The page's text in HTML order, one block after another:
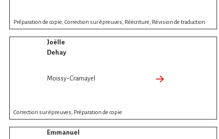
Préparation de copie, Correction sur épreuves, Réécriture, Révision de traduction
Joëlle
Dehay
Moissy-Cramayel
Correction sur épreuves, Préparation de copie
Emmanuel